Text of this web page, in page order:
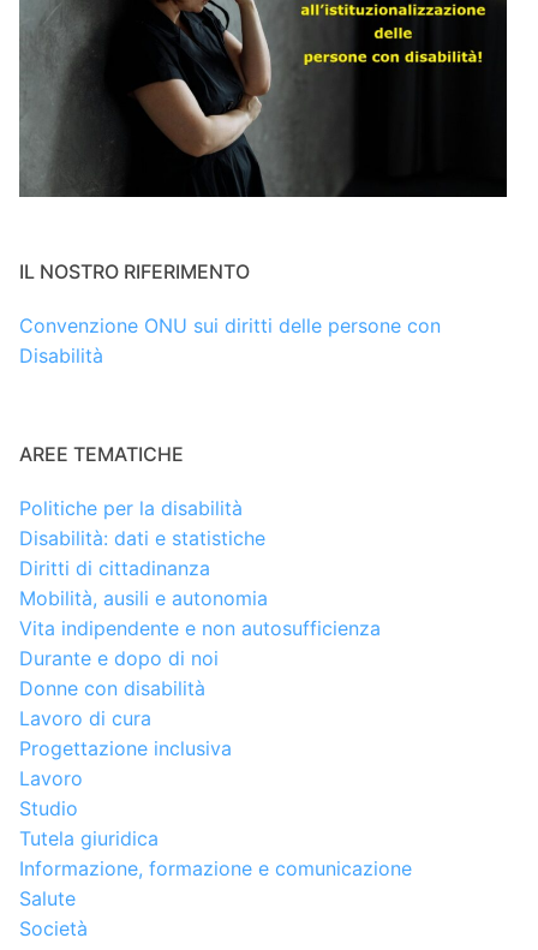
IL NOSTRO RIFERIMENTO
Convenzione ONU sui diritti delle persone con
Disabilità
AREE TEMATICHE
Politiche per la disabilità
Disabilità: dati e statistiche
Diritti di cittadinanza
Mobilità, ausili e autonomia
Vita indipendente e non autosufficienza
Durante e dopo di noi
Donne con disabilità
Lavoro di cura
Progettazione inclusiva
Lavoro
Studio
Tutela giuridica
Informazione, formazione e comunicazione
Salute
Società